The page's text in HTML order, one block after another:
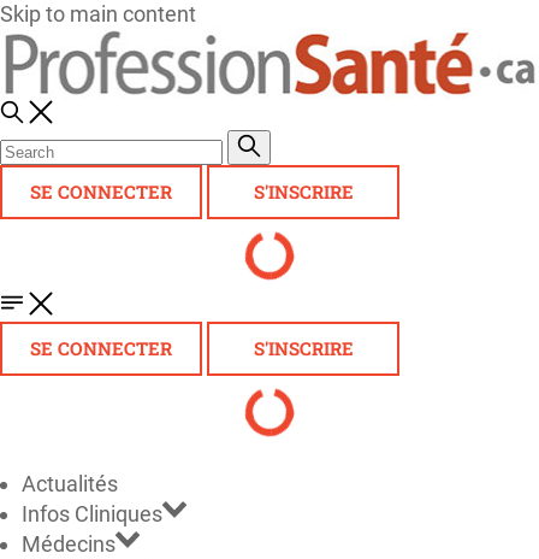
Skip to main content
SE CONNECTER S'INSCRIRE
SE CONNECTER S'INSCRIRE
Actualités
Infos Cliniques
Médecins